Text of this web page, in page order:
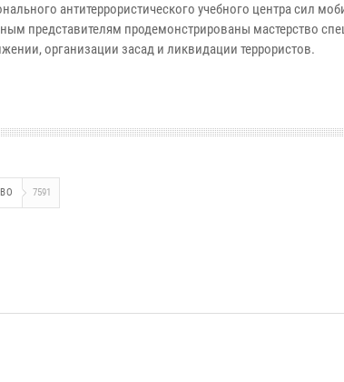
антитеррористического учебного центра сил
представителям продемонстрированы мастерство
организации засад и ликвидации террористов.
7591